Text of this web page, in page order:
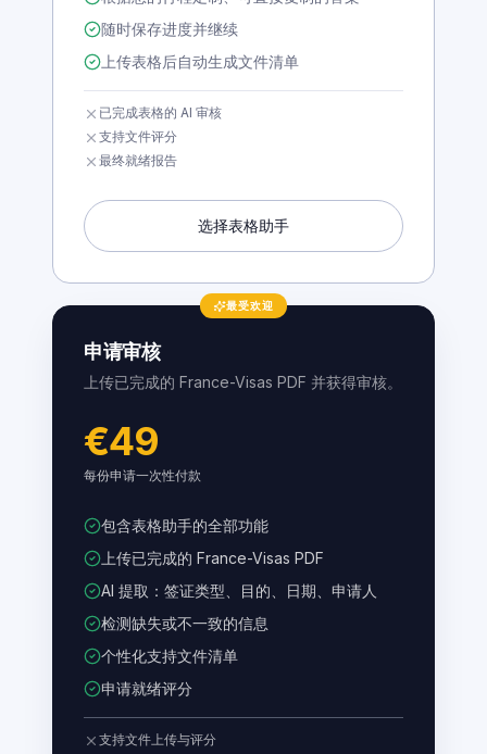
根据您的行程定制、可直接复制的答案
随时保存进度并继续
上传表格后自动生成文件清单
已完成表格的 AI 审核
支持文件评分
选择表格助手
申请审核
€49
包含表格助手的全部功能
上传已完成的 France-Visas PDF
AI 提取：签证类型、目的、日期、申请人
检测缺失或不一致的信息
个性化支持文件清单
申请就绪评分